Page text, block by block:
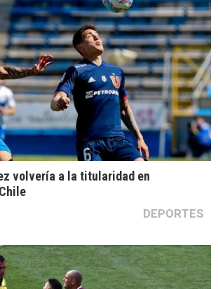
volvería a la titularidad en
DEPORTES